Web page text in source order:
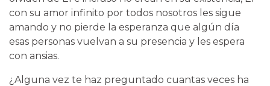
con su amor infinito por todos nosotros les sigue
amando y no pierde la esperanza que algún día
esas personas vuelvan a su presencia y les espera
con ansias.
¿Alguna vez te haz preguntado cuantas veces ha